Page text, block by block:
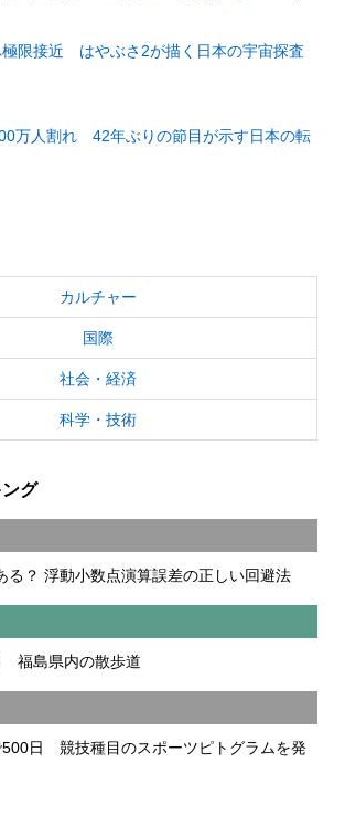
限接近 はやぶさ2が描く日本の宇宙探査
万人割れ 42年ぶりの節目が示す日本の転
カルチャー
国際
社会・経済
科学・技術
グ
る？ 浮動小数点演算誤差の正しい回避法
福島県内の散歩道
日 競技種目のスポーツピトグラムを発